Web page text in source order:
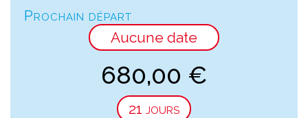
Prochain départ
Aucune date
680,00 €
21 jours